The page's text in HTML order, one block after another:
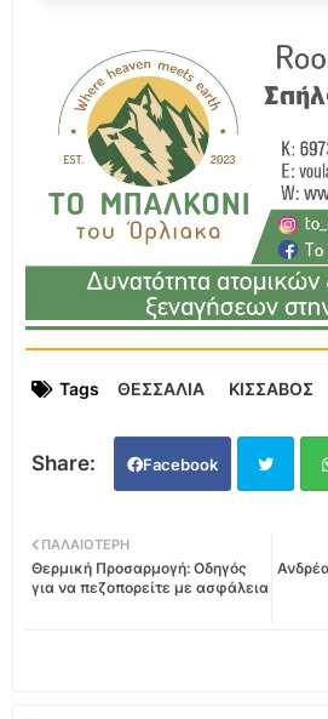
Tags ΘΕΣΣΑΛΙΑ ΚΙΣΣΑΒΟΣ
Facebook
tter
ΠΑΛΑΙΌΤΕΡΗ
Θερμική Προσαρμογή: Οδηγός
για να πεζοπορείτε με ασφάλεια